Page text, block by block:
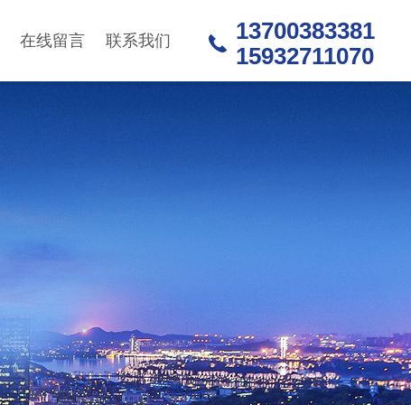
在线留言 联系我们
13700383381
15932711070